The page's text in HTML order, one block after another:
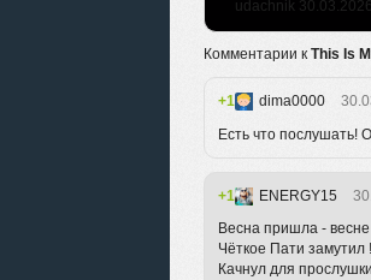
udachnik
Комментарии к This Is
1 dima0000
Есть что послушать!
1 ENERGY15
Весна пришла - весне
Чёткое Пати замутил !
Качнул для